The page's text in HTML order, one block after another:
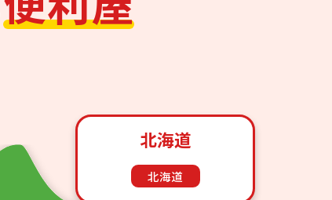
北海道
北海道